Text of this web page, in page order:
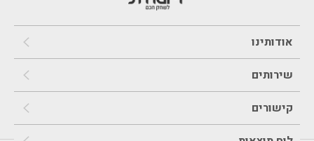
אודותינו
שירותים
קישורים